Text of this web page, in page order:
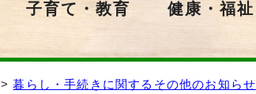
子育て・教育 健康・福祉
>暮らし・手続きに関するその他のお知らせ